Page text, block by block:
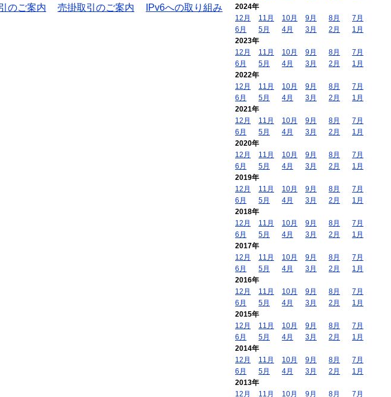
のご案内 売掛取引のご案内
IPv6への取り組み
2024年
12月
11月 10月 9月 8月
7月
6月
5月 4月 3月 2月
1月
2023年
12月
11月 10月 9月 8月
7月
6月
5月 4月 3月 2月
1月
2022年
12月
11月 10月 9月 8月
7月
6月
5月 4月 3月 2月
1月
2021年
12月
11月 10月 9月 8月
7月
6月
5月 4月 3月 2月
1月
2020年
12月
11月 10月 9月 8月
7月
6月
5月 4月 3月 2月
1月
2019年
12月
11月 10月 9月 8月
7月
6月
5月 4月 3月 2月
1月
2018年
12月
11月 10月 9月 8月
7月
6月
5月 4月 3月 2月
1月
2017年
12月
11月 10月 9月 8月
7月
6月
5月 4月 3月 2月
1月
2016年
12月
11月 10月 9月 8月
7月
6月
5月 4月 3月 2月
1月
2015年
12月
11月 10月 9月 8月
7月
6月
5月 4月 3月 2月
1月
2014年
12月
11月 10月 9月 8月
7月
6月
5月 4月 3月 2月
1月
2013年
12月
11月 10月 9月 8月 7月